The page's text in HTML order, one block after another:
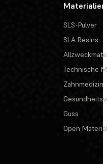
Materialien
SLS-Pulver
SLA Resins
Technische
Zahnmedizin
Guss
Open